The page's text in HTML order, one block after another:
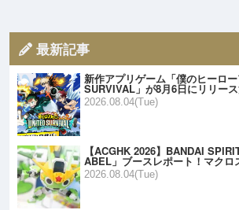
最新記事
新作アプリゲーム「僕のヒーロ
SURVIVAL」が8月6日にリリー
2026.08.04(Tue)
【ACGHK 2026】BANDAI
ABEL」ブースレポート！マク
2026.08.04(Tue)